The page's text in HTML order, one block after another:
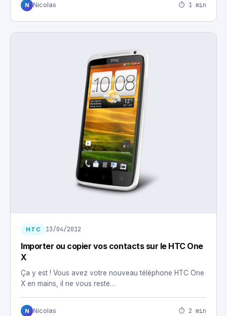
N Nicolas ⏱ 1 min
HTC 13/04/2012
Importer ou copier vos contacts sur le HTC One
X
Ça y est ! Vous avez votre nouveau téléphone HTC One
X en mains, il ne vous reste…
N Nicolas ⏱ 2 min